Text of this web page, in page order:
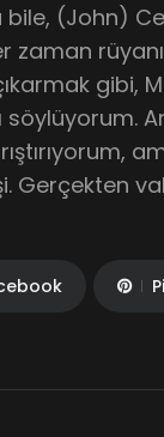
bile, (John)
zaman
gibi,
Gerçekten